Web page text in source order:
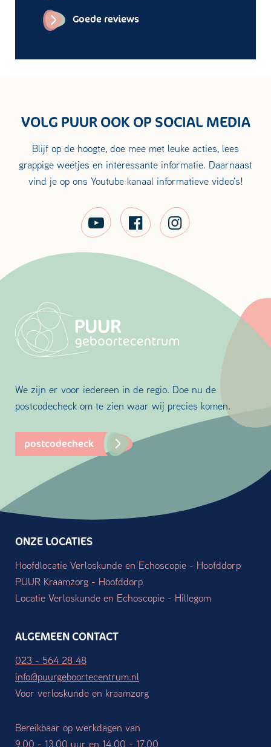
Goede reviews
VOLG PUUR OOK OP SOCIAL MEDIA
Blijf op de hoogte, doe mee met leuke acties, lees
grappige weetjes en interessante informatie. Daarnaast
vind je op ons Youtube kanaal informatieve video's!
We zijn er voor iedereen in de regio. Doe nu de
postcodecheck om te zien waar wij precies komen.
postcodecheck
ONZE LOCATIES
Hoofdlocatie Verloskunde en Echoscopie - Hoofddorp
PUUR Kraamzorg - Hoofddorp
Locatie Verloskunde en Echoscopie - Hillegom
ALGEMEEN CONTACT
023 - 564 28 48
info@puurgeboortecentrum.nl
Voor verloskunde en kraamzorg
Bereikbaar op werkdagen van
9.00 - 13.00 uur en 14.00 - 17.00